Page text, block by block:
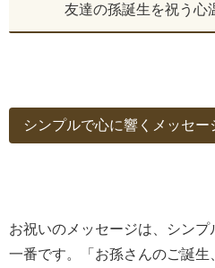
友達の孫誕生を祝う心
シンプルで心に響くメッセー
お祝いのメッセージは、シン
一番です。「お孫さんのご誕